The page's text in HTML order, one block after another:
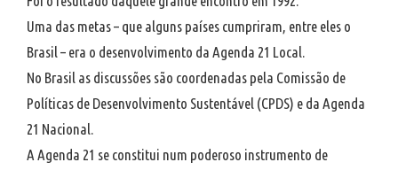
Uma das metas – que alguns países cumpriram, entre eles o
Brasil – era o desenvolvimento da Agenda 21 Local.
No Brasil as discussões são coordenadas pela Comissão de
Políticas de Desenvolvimento Sustentável (CPDS) e da Agenda
21 Nacional.
A Agenda 21 se constitui num poderoso instrumento de